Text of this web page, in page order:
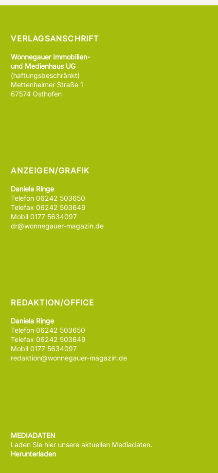
VERLAGSANSCHRIFT
Wonnegauer Immobilien-
und Medienhaus UG
(haftungsbeschränkt)
Mettenheimer Straße 1
67574 Osthofen
ANZEIGEN/GRAFIK
Daniela Ringe
Telefon 06242 503650
Telefax 06242 503649
Mobil 0177 5634097
dr@wonnegauer-magazin.de
REDAKTION/OFFICE
Daniela Ringe
Telefon 06242 503650
Telefax 06242 503649
Mobil 0177 5634097
redaktion@wonnegauer-magazin.de
MEDIADATEN
Laden Sie hier unsere aktuellen Mediadaten.
Herunterladen